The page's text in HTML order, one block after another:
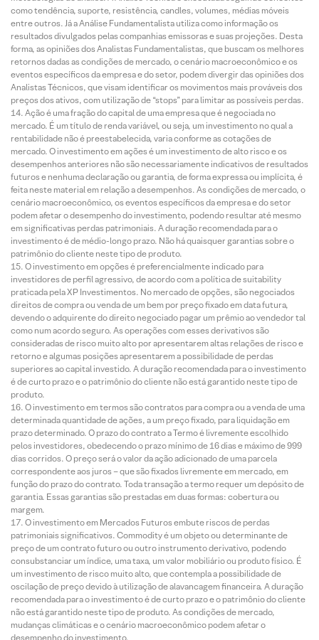
como tendência, suporte, resistência, candles, volumes, médias móveis
entre outros. Já a Análise Fundamentalista utiliza como informação os
resultados divulgados pelas companhias emissoras e suas projeções. Desta
forma, as opiniões dos Analistas Fundamentalistas, que buscam os melhores
retornos dadas as condições de mercado, o cenário macroeconômico e os
eventos específicos da empresa e do setor, podem divergir das opiniões dos
Analistas Técnicos, que visam identificar os movimentos mais prováveis dos
preços dos ativos, com utilização de “stops” para limitar as possíveis perdas.
Ação é uma fração do capital de uma empresa que é negociada no
mercado. É um título de renda variável, ou seja, um investimento no qual a
rentabilidade não é preestabelecida, varia conforme as cotações de
mercado. O investimento em ações é um investimento de alto risco e os
desempenhos anteriores não são necessariamente indicativos de resultados
futuros e nenhuma declaração ou garantia, de forma expressa ou implícita, é
feita neste material em relação a desempenhos. As condições de mercado, o
cenário macroeconômico, os eventos específicos da empresa e do setor
podem afetar o desempenho do investimento, podendo resultar até mesmo
em significativas perdas patrimoniais. A duração recomendada para o
investimento é de médio-longo prazo. Não há quaisquer garantias sobre o
patrimônio do cliente neste tipo de produto.
O investimento em opções é preferencialmente indicado para
investidores de perfil agressivo, de acordo com a política de suitability
praticada pela XP Investimentos. No mercado de opções, são negociados
direitos de compra ou venda de um bem por preço fixado em data futura,
devendo o adquirente do direito negociado pagar um prêmio ao vendedor tal
como num acordo seguro. As operações com esses derivativos são
consideradas de risco muito alto por apresentarem altas relações de risco e
retorno e algumas posições apresentarem a possibilidade de perdas
superiores ao capital investido. A duração recomendada para o investimento
é de curto prazo e o patrimônio do cliente não está garantido neste tipo de
produto.
O investimento em termos são contratos para compra ou a venda de uma
determinada quantidade de ações, a um preço fixado, para liquidação em
prazo determinado. O prazo do contrato a Termo é livremente escolhido
pelos investidores, obedecendo o prazo mínimo de 16 dias e máximo de 999
dias corridos. O preço será o valor da ação adicionado de uma parcela
correspondente aos juros – que são fixados livremente em mercado, em
função do prazo do contrato. Toda transação a termo requer um depósito de
garantia. Essas garantias são prestadas em duas formas: cobertura ou
margem.
O investimento em Mercados Futuros embute riscos de perdas
patrimoniais significativos. Commodity é um objeto ou determinante de
preço de um contrato futuro ou outro instrumento derivativo, podendo
consubstanciar um índice, uma taxa, um valor mobiliário ou produto físico. É
um investimento de risco muito alto, que contempla a possibilidade de
oscilação de preço devido à utilização de alavancagem financeira. A duração
recomendada para o investimento é de curto prazo e o patrimônio do cliente
não está garantido neste tipo de produto. As condições de mercado,
mudanças climáticas e o cenário macroeconômico podem afetar o
desempenho do investimento.